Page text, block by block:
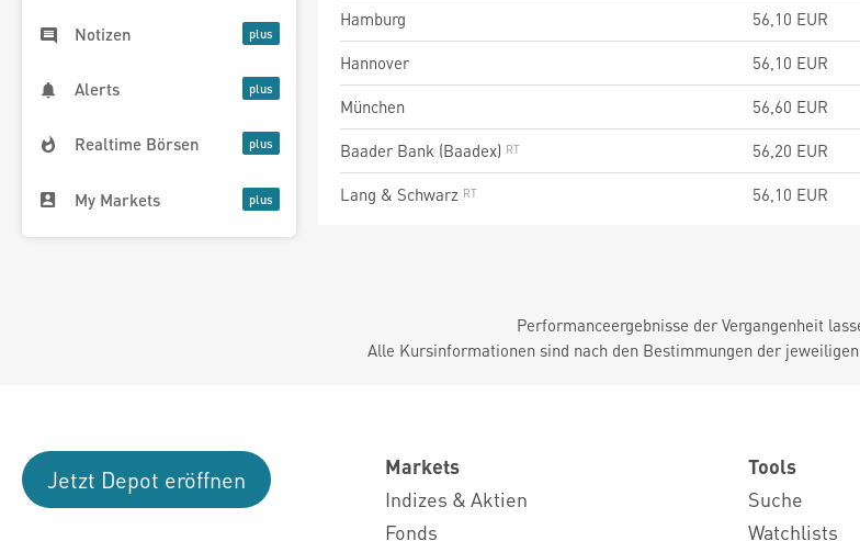
Notizen
Alerts
Realtime Börsen
My Markets
Hamburg
56,10 EUR
Hannover
56,10 EUR
München
56,60 EUR
Baader Bank (Baadex)
56,20 EUR
Lang & Schwarz
56,10 EUR
Performanceergebnisse der Vergangenheit
Alle Kursinformationen sind nach den Bestimmungen der
Jetzt Depot eröffnen
Markets
Indizes & Aktien
Fonds
Tools
Suche
Watchlists